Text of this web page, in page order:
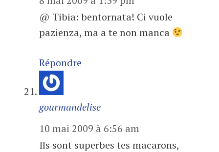
@ Tibia: bentornata! Ci vuole
pazienza, ma a te non manca
Répondre
gourmandelise
10 mai 2009 à 6:56 am
Ils sont superbes tes macarons,